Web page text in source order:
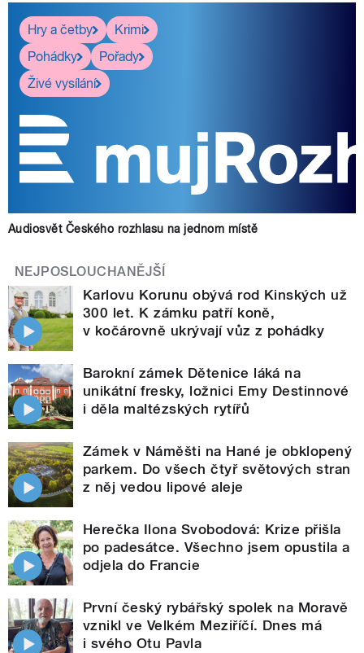
Hry a četby
Krimi
Pohádky
Pořady
Živé vysílání
Audiosvět Českého rozhlasu na jednom místě
NEJPOSLOUCHANĚJŠÍ
Karlovu Korunu obývá rod Kinských už
300 let. K zámku patří koně,
v kočárovně ukrývají vůz z pohádky
Barokní zámek Dětenice láká na
unikátní fresky, ložnici Emy Destinnové
i děla maltézských rytířů
Zámek v Náměšti na Hané je obklopený
parkem. Do všech čtyř světových stran
z něj vedou lipové aleje
Herečka Ilona Svobodová: Krize přišla
po padesátce. Všechno jsem opustila a
odjela do Francie
První český rybářský spolek na Moravě
vznikl ve Velkém Meziříčí. Dnes má
i svého Otu Pavla